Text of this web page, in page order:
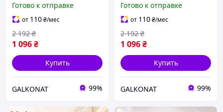
использования со
свистком на кухню 3 л RF-
32
Готово к отправке
от 110₴/мес
1 096₴
2 192 ₴
Купить
GALKONAT 99%
чайник со свистком для
газовых плит PY-27
Готово к отправке
от 110₴/мес
1 096₴
2 192 ₴
Купить
GALKONAT 99%